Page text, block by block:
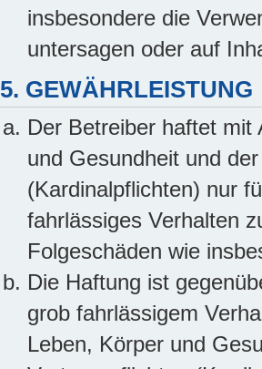
insbesondere die
untersagen oder auf
5. GEWÄHRLEISTUNG
Der Betreiber haftet mit
und Gesundheit und
(Kardinalpflichten) nur
fahrlässiges Verhalten
Folgeschäden wie
Die Haftung ist
grob fahrlässigem
Leben, Körper und